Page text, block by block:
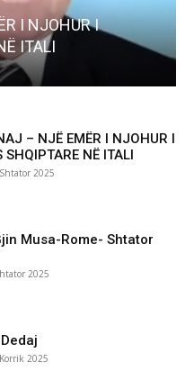
Shtator 2025
– NJË EMËR I NJOHUR I
SHQIPTARE NË ITALI
2025
Musa-Rome- Shtator
2025
2025